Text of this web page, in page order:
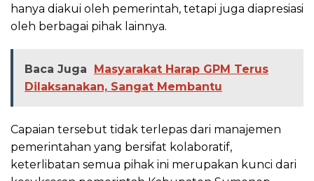
hanya diakui oleh pemerintah, tetapi juga diapresiasi
oleh berbagai pihak lainnya.
Baca Juga
Masyarakat Harap GPM Terus
Dilaksanakan, Sangat Membantu
Capaian tersebut tidak terlepas dari manajemen
pemerintahan yang bersifat kolaboratif,
keterlibatan semua pihak ini merupakan kunci dari